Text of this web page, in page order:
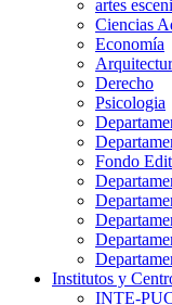
artes
Ciencias
Economía
Derecho
Psicologia
Fondo
Institutos y
INTE-